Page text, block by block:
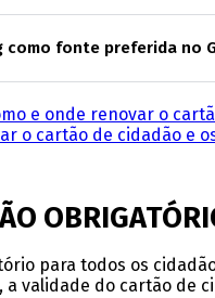
como fonte preferida no
e onde renovar o
o cartão de cidadão e
para todos os
validade do cartão de